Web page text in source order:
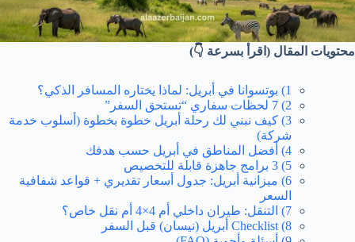
محتويات المقال (اقرأ بسرعة 👇)
1) بوتسوانا في أبريل: لماذا يختاره المسافر الذكي؟
2) 7 لحظات سفاري “تستحق السفر”
3) كيف نبني لك رحلة أبريل خطوة بخطوة (أسلوب خدمة
شركة)
4) أفضل المناطق في أبريل حسب هدفك
5) 3 برامج جاهزة قابلة للتخصيص
6) ميزانية أبريل: جدول أسعار تقديري + قواعد شفافية
السعر
7) التنقل: طيران داخلي أم 4×4 أم نقل خاص؟
8) Checklist أبريل (نيسان) قبل السفر